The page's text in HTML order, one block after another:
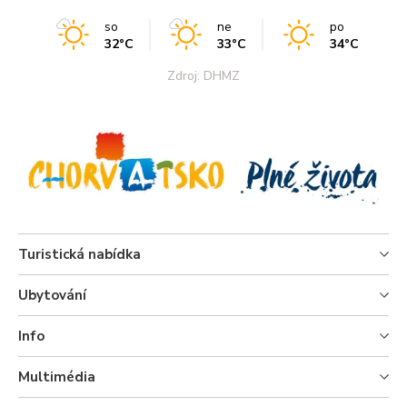
so
32°C
ne
33°C
po
34°C
Zdroj: DHMZ
Turistická nabídka
Ubytování
Info
Multimédia